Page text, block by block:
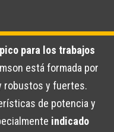
para los trabajos
está formada por
robustos y fuertes.
de potencia y
indicado